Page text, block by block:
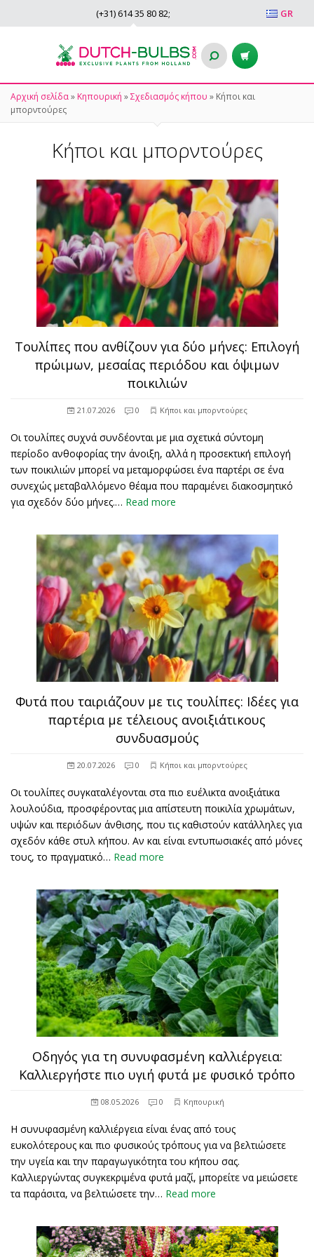
GR
(+31) 614 35 80 82;
Αρχική σελίδα» Κηπουρική »Σχεδιασμός κήπου » Κήποι και
μπορντούρες
Κήποι και μπορντούρες
Τουλίπες που ανθίζουν για δύο μήνες: Επιλογή
πρώιμων, μεσαίας περιόδου και όψιμων
ποικιλιών
21.07.2026 0 Κήποι και μπορντούρες
Οι τουλίπες συχνά συνδέονται με μια σχετικά σύντομη
περίοδο ανθοφορίας την άνοιξη, αλλά η προσεκτική επιλογή
των ποικιλιών μπορεί να μεταμορφώσει ένα παρτέρι σε ένα
συνεχώς μεταβαλλόμενο θέαμα που παραμένει διακοσμητικό
για σχεδόν δύο μήνες.… Read more
Φυτά που ταιριάζουν με τις τουλίπες: Ιδέες για
παρτέρια με τέλειους ανοιξιάτικους
συνδυασμούς
20.07.2026 0 Κήποι και μπορντούρες
Οι τουλίπες συγκαταλέγονται στα πιο ευέλικτα ανοιξιάτικα
λουλούδια, προσφέροντας μια απίστευτη ποικιλία χρωμάτων,
υψών και περιόδων άνθισης, που τις καθιστούν κατάλληλες για
σχεδόν κάθε στυλ κήπου. Αν και είναι εντυπωσιακές από μόνες
τους, το πραγματικό… Read more
Οδηγός για τη συνυφασμένη καλλιέργεια:
Καλλιεργήστε πιο υγιή φυτά με φυσικό τρόπο
08.05.2026 0 Κηπουρική
Η συνυφασμένη καλλιέργεια είναι ένας από τους
ευκολότερους και πιο φυσικούς τρόπους για να βελτιώσετε
την υγεία και την παραγωγικότητα του κήπου σας.
Καλλιεργώντας συγκεκριμένα φυτά μαζί, μπορείτε να μειώσετε
τα παράσιτα, να βελτιώσετε την… Read more